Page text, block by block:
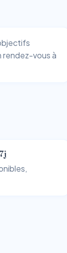
rendez-vous à